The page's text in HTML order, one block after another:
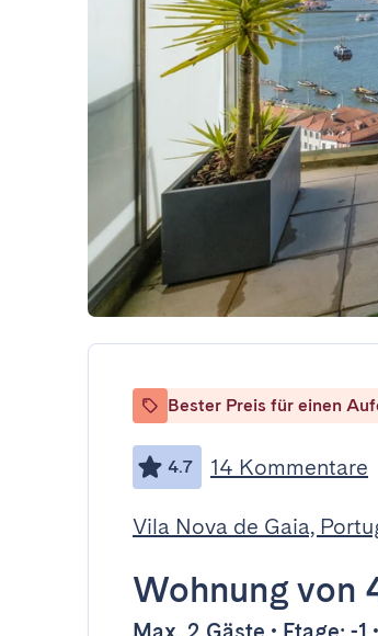
Bester Preis für einen
4.7 14 Kommentare
Vila Nova de Gaia,
Wohnungvon